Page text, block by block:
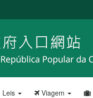
Leis Viagem